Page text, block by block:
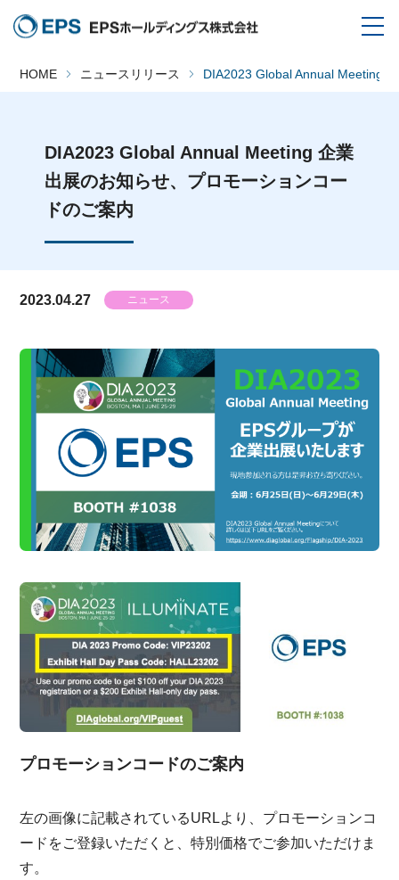
HOME ニュースリリース DIA2023 Global Annual Meeting
DIA2023 Global Annual Meeting 企業
出展のお知らせ、プロモーションコー
ドのご案内
2023.04.27 ニュース
プロモーションコードのご案内
左の画像に記載されているURLより、プロモーションコ
ードをご登録いただくと、特別価格でご参加いただけま
す。